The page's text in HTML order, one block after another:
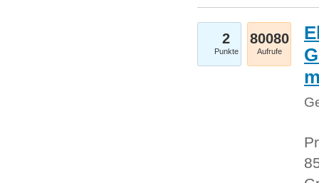
2
Punkte
80080
Aufrufe